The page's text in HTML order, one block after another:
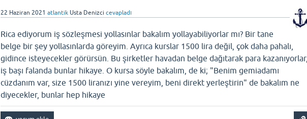
22 Haziran 2021 atlantik Usta Denizci cevapladı
Rica ediyorum iş sözleşmesi yollasınlar bakalım yollayabiliyorlar mı? Bir tane
belge bir şey yollasınlarda göreyim. Ayrıca kurslar 1500 lira değil, çok daha pahalı,
gidince isteyecekler görürsün. Bu şirketler havadan belge dağıtarak para kazanıyorlar,
iş başı falanda bunlar hikaye. O kursa söyle bakalım, de ki; "Benim gemiadamı
cüzdanım var, size 1500 liranızı yine vereyim, beni direkt yerleştirin" de bakalım ne
diyecekler, bunlar hep hikaye